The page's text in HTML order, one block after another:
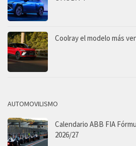
Coolray el modelo más
AUTOMOVILISMO
Calendario ABB FIA
2026/27